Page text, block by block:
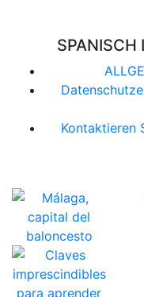
SPANISCH
Kontaktieren